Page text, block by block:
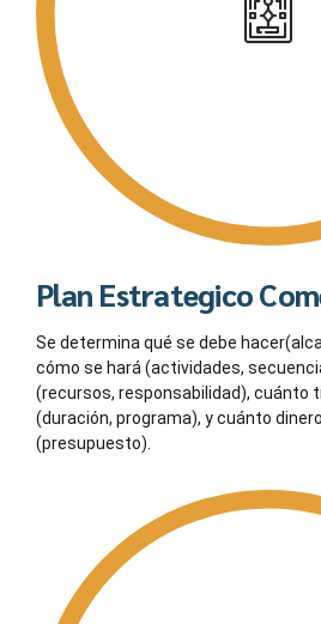
Plan Estrategico
Se determina qué se debe
cómo se hará (actividades,
(recursos, responsabilidad), cuánto
(duración, programa), y cuánto
(presupuesto).